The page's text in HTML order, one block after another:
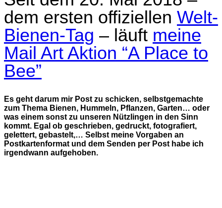
dem ersten offiziellen Welt-
Bienen-Tag – läuft meine
Mail Art Aktion “A Place to
Bee”
Es geht darum mir Post zu schicken, selbstgemachte
zum Thema Bienen, Hummeln, Pflanzen, Garten… oder
was einem sonst zu unseren Nützlingen in den Sinn
kommt. Egal ob geschrieben, gedruckt, fotografiert,
gelettert, gebastelt,… Selbst meine Vorgaben an
Postkartenformat und dem Senden per Post habe ich
irgendwann aufgehoben.